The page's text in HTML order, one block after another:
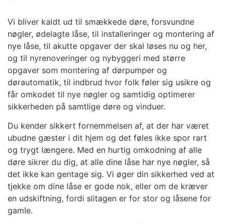
Vi bliver kaldt ud til smækkede døre, forsvundne
nøgler, ødelagte låse, til installeringer og montering af
nye låse, til akutte opgaver der skal løses nu og her,
og til nyrenoveringer og nybyggeri med større
opgaver som montering af dørpumper og
dørautomatik, til indbrud hvor folk føler sig usikre og
får omkodet til nye nøgler og samtidig optimerer
sikkerheden på samtlige døre og vinduer.
Du kender sikkert fornemmelsen af, at der har været
ubudne gæster i dit hjem og det føles ikke spor rart
og trygt længere. Med en hurtig omkodning af alle
døre sikrer du dig, at alle dine låse har nye nøgler, så
det ikke kan gentage sig. Vi øger din sikkerhed ved at
tjekke om dine låse er gode nok, eller om de kræver
en udskiftning, fordi slitagen er for stor og låsene for
gamle.